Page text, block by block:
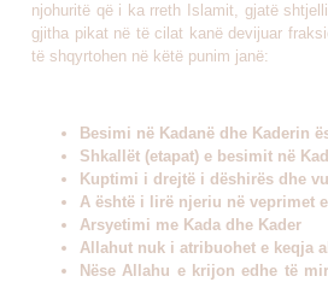
njohuritë që i ka rreth Islamit, gjatë
gjitha pikat në të cilat kanë devijuar
të shqyrtohen në këtë punim janë:
Besimi në Kadanë dhe Kaderin
Shkallët (etapat) e besimit në
Kuptimi i drejtë i dëshirës dhe
A është i lirë njeriu në veprimet
Arsyetimi me Kada dhe Kader
Allahut nuk i atribuohet e keqja
Nëse Allahu e krijon edhe të